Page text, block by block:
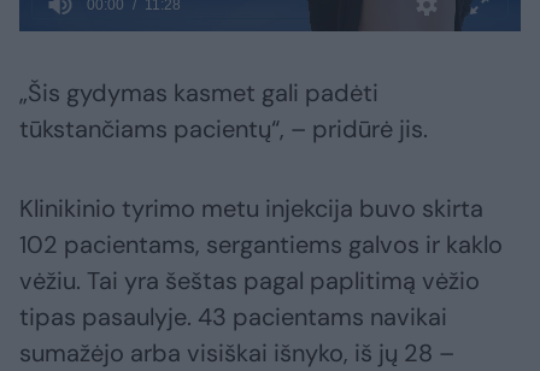
„Šis gydymas kasmet gali padėti
tūkstančiams pacientų“, – pridūrė jis.
Klinikinio tyrimo metu injekcija buvo skirta
102 pacientams, sergantiems galvos ir kaklo
vėžiu. Tai yra šeštas pagal paplitimą vėžio
tipas pasaulyje. 43 pacientams navikai
sumažėjo arba visiškai išnyko, iš jų 28 –